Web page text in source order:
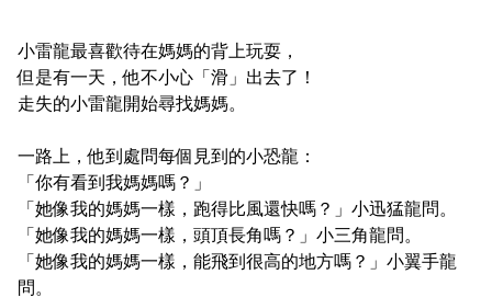
小雷龍最喜歡待在媽媽的背上玩耍，
但是有一天，他不小心「滑」出去了！
走失的小雷龍開始尋找媽媽。
一路上，他到處問每個見到的小恐龍：
「你有看到我媽媽嗎？」
「她像我的媽媽一樣，跑得比風還快嗎？」小迅猛龍問。
「她像我的媽媽一樣，頭頂長角嗎？」小三角龍問。
「她像我的媽媽一樣，能飛到很高的地方嗎？」小翼手龍
問。